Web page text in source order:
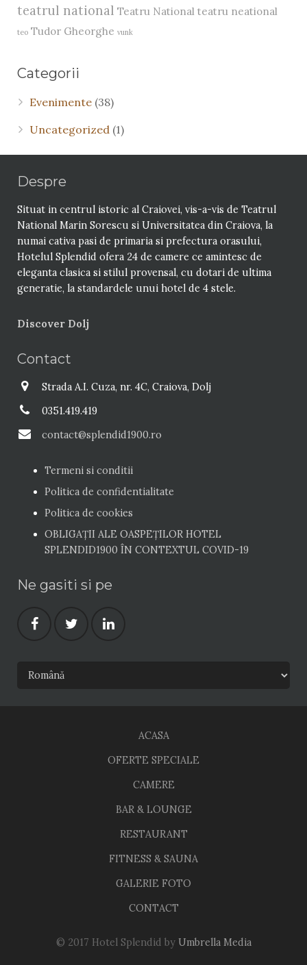
teatrul national Teatru National teatru neational
teo Tudor Gheorghe vunk
Categorii
Evenimente (38)
Uncategorized (1)
Despre
Situat in centrul istoric al Craiovei, vis-a-vis de Teatrul
National Marin Sorescu si Universitatea din Craiova, la
numai cativa pasi de primaria si prefectura orasului,
Hotelul Splendid ofera 24 de camere ce amintesc de
eleganta clasica si stilul provensal, cu dotari de ultima
generatie, la standardele unui hotel de 4 stele.
Discover Dolj
Contact
Strada A.I. Cuza, nr. 4C, Craiova, Dolj
0351.419.419
contact@splendid1900.ro
Termeni si conditii
Politica de confidentialitate
Politica de cookies
OBLIGAȚII ALE OASPEŢILOR HOTEL
SPLENDID1900 ÎN CONTEXTUL COVID-19
Ne gasiti si pe
ACASA
OFERTE SPECIALE
CAMERE
BAR & LOUNGE
RESTAURANT
FITNESS & SAUNA
GALERIE FOTO
CONTACT
© 2017 Hotel Splendid by Umbrella Media